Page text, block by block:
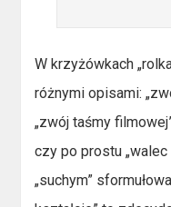
W krzyżówkach
różnymi opisami:
„zwój taśmy
czy po prostu
„suchym”